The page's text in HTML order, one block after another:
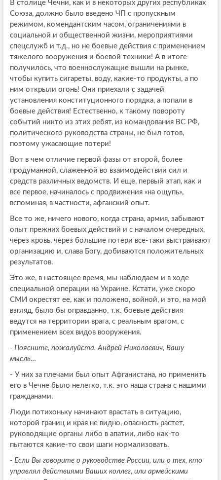
В столице Чечни, как и в некоторых других республиках
Союза, должно было введено ЧП с пропускным
режимом, комендантским часом, ограничениями в
социальной и общественной жизни, мероприятиями
спецслужб и т.д., но не боевые действия с применением
тяжелого вооружения и боевой техники! А в итоге
получилось, что военнослужащие вышли на рынке,
чтобы купить сигареты, воду, какие-то продукты, а по
ним открыли огонь! Они приехали с задачей
установления конституционного порядка, а попали в
боевые действия! Естественно, к такому повороту
событий никто из этих ребят, из командования ВС РФ,
политического руководства страны, не был готов,
поэтому ужасающие потери!
Вот в чем отличие первой фазы от второй, более
продуманной, слаженной во взаимодействии сил и
средств различных ведомств. И еще, первый этап, как и
все первое, начиналось с продвижения «на ощупь»,
вспоминая, в частности, афганский опыт.
Все то же, ничего нового, когда страна, армия, забывают
опыт прежних боевых действий и с началом очередных,
через кровь, через большие потери все-таки выстраивают
организацию и, слава Богу, добиваются положительных
результатов.
Это же, в настоящее время, мы наблюдаем и в ходе
специальной операции на Украине. Кстати, уже скоро
СМИ окрестят ее, как и положено, войной, и это, на мой
взгляд, было бы оправданно, т.к. боевые действия
ведутся на территории врага, с реальным врагом, с
применением всех видов вооружения.
- Поясните, пожалуйста, Андрей Николаевич, Вашу
мысль…
- У них за плечами был опыт Афганистана, но применить
его в Чечне было нелегко, т.к. это наша страна с нашими
гражданами.
Люди потихоньку начинают врастать в ситуацию,
которой границ и края не видно, опасность растет,
руководящие органы либо в апатии, либо как-то
пытаются какие-то свои шаги нормализовать.
- Если Вы говорите о руководстве России, или о тех, кто
управлял действиями Ваших коллег, или армейскими